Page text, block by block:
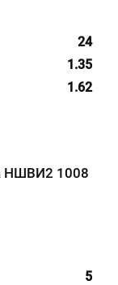
24
1.35
1.62
НШВИ2 1008
5